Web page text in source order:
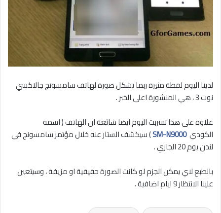
لدينا اليوم لقطة مثيرة ربما تشكل صورة لهاتف سامسونج جالاكسي
نوت 3 ، هي المنشورة اعلى الخبر .
علاوة على هذا تسربت اليوم ايضا شائعة ان الهاتف ( اسمه
الكوديSM-N9000
) سيكشف الستار عنه خلال مؤتمر سامسونج في
لندن يوم 20 الجاري .
بالطبع لاي يمكن الجزم لو كانت الصورة حقيقية او مزيفة ، وسيتعين
علينا الانتظار 9 ايام اضافية .